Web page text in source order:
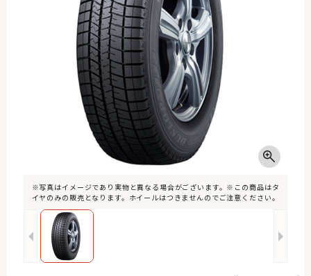
※写真はイメージであり実物と異なる場合がございます。※この商品はタ
イヤのみの販売となります。ホイールはつきませんのでご注意ください。